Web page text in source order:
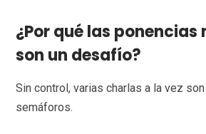
¿Por qué las ponencias
son un desafío?
Sin control, varias charlas a la vez
semáforos.